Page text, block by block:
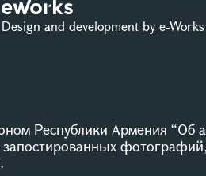
Design and development by e-Works
Республики Армения “Об